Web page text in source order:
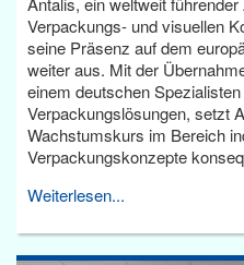
Verpackungs- und visuellen
seine Präsenz auf dem
weiter aus. Mit der
einem deutschen
Verpackungslösungen, setzt
Wachstumskurs im Bereich
Verpackungskonzepte
Weiterlesen...